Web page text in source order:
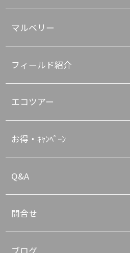
マルベリー
フィールド紹介
エコツアー
お得・ｷｬﾝﾍﾟｰﾝ
Q&A
問合せ
ブログ